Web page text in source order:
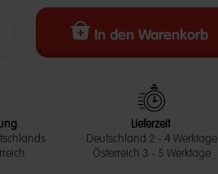
Menge erhöhen In den Warenkorb
Lieferzeit
Deutschland 2 - 4 Werktage
Österreich 3 - 5 Werktage